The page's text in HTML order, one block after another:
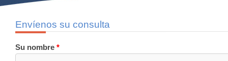
Envíenos su consulta
Su nombre *